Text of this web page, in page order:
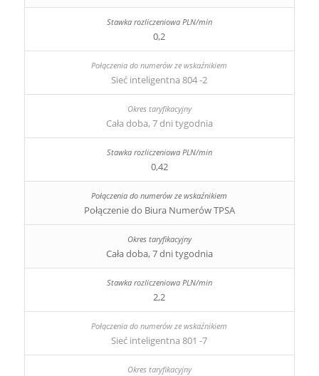
0,2
Sieć inteligentna 804 -2
Cała doba, 7 dni tygodnia
0,42
Połączenie do Biura Numerów TPSA
Cała doba, 7 dni tygodnia
2,2
Sieć inteligentna 801 -7